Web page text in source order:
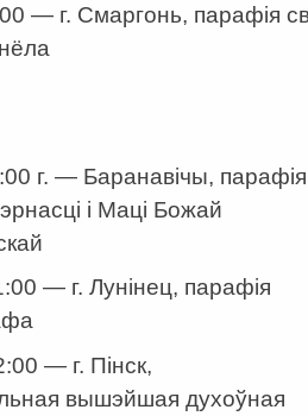
— г. Смаргонь, парафія
г. — Баранавічы, парафія
і Маці Божай
— г. Лунінец, парафія
— г. Пінск,
вышэйшая духоўная